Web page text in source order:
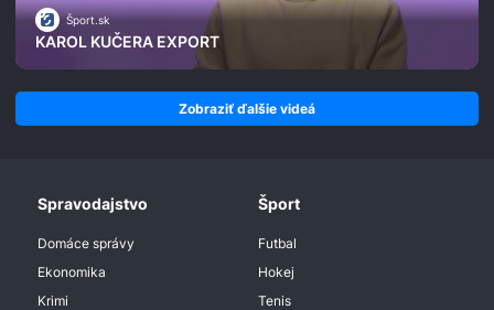
Šport.sk
KAROL KUČERA EXPORT
Zobraziť ďalšie videá
Spravodajstvo
Domáce správy
Ekonomika
Krimi
Šport
Futbal
Hokej
Tenis